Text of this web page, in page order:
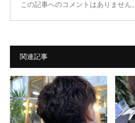
この記事へのコメントはありません。
関連記事